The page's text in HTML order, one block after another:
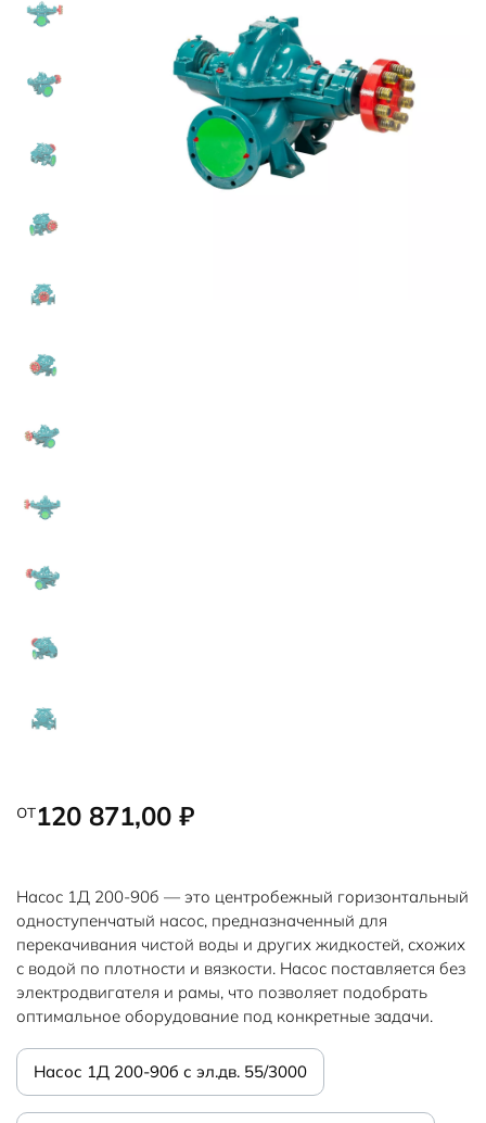
от120 871,00 ₽
Насос 1Д 200-90б — это центробежный горизонтальный
одноступенчатый насос, предназначенный для
перекачивания чистой воды и других жидкостей, схожих
с водой по плотности и вязкости. Насос поставляется без
электродвигателя и рамы, что позволяет подобрать
оптимальное оборудование под конкретные задачи.
Насос 1Д 200-90б с эл.дв. 55/3000